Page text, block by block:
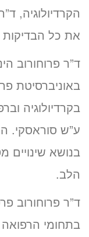
הקרדיולוגיה,
את כל הבדיקות
ד”ר פרוחורוב
באוניברסיטת
בקרדיולוגיה
ע”ש סוראסקי.
בנושא שינויים
הלב.
ד”ר פרוחורוב
בתחומי הרפואה